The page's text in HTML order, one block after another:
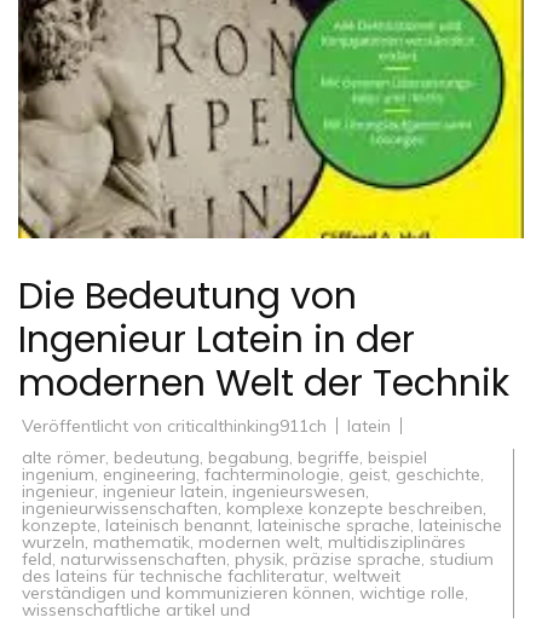
Die Bedeutung von
Ingenieur Latein in der
modernen Welt der Technik
Veröffentlicht von criticalthinking911ch
latein
alte römer, bedeutung, begabung, begriffe, beispiel
ingenium, engineering, fachterminologie, geist, geschichte,
ingenieur, ingenieur latein, ingenieurswesen,
ingenieurwissenschaften, komplexe konzepte beschreiben,
konzepte, lateinisch benannt, lateinische sprache, lateinische
wurzeln, mathematik, modernen welt, multidisziplinäres
feld, naturwissenschaften, physik, präzise sprache, studium
des lateins für technische fachliteratur, weltweit
verständigen und kommunizieren können, wichtige rolle,
wissenschaftliche artikel und